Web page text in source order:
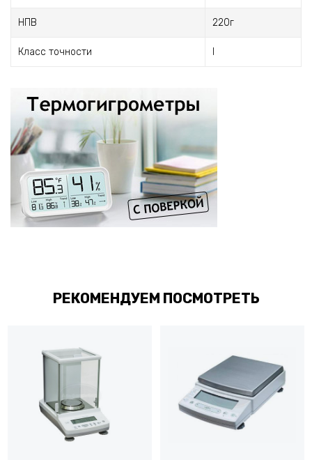
НПВ 220г
Класс точности
РЕКОМЕНДУЕМ ПОСМОТРЕТЬ